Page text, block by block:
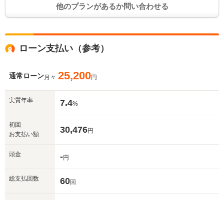
他のプランがあるか問い合わせる
ローン支払い（参考）
通常ローン月々 25,200円
実質年率 7.4%
初回
お支払い額
30,476円
頭金 -円
総支払回数 60回